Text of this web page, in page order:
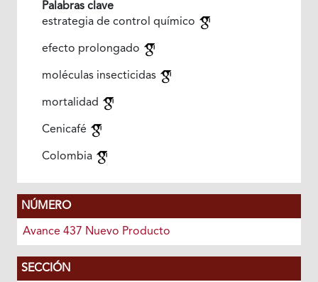
Palabras clave
estrategia de control químico
efecto prolongado
moléculas insecticidas
mortalidad
Cenicafé
Colombia
NÚMERO
Avance 437 Nuevo Producto
SECCIÓN